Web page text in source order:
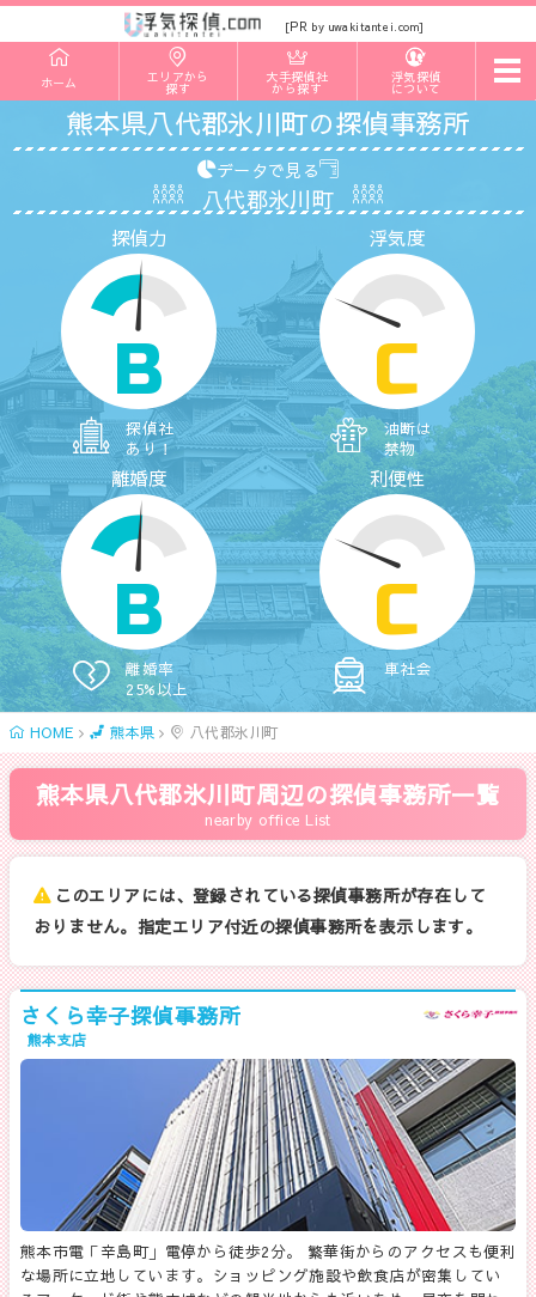
[PR by uwakitantei.com]
ホーム エリアから
探す
大手探偵社
から探す
浮気探偵
について
t
o
g
v
熊本県八代郡氷川町の探偵事務所
探偵力
B
探偵社
あり！
浮気度
C
油断は
禁物
データで見る
八代郡氷川町
離婚度
B
離婚率
25%以上
利便性
C
車社会
HOME 熊本県 八代郡氷川町
熊本県八代郡氷川町周辺の探偵事務所一覧
nearby office List
このエリアには、登録されている探偵事務所が存在して
おりません。指定エリア付近の探偵事務所を表示します。
さくら幸子探偵事務所
熊本支店
熊本市電「辛島町」電停から徒歩2分。 繁華街からのアクセスも便利
な場所に立地しています。ショッピング施設や飲食店が密集してい